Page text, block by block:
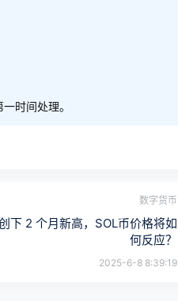
时间处理。
数字货币
下 2 个月新高，SOL币价格将如
何反应？
2025-6-8 8:39:19